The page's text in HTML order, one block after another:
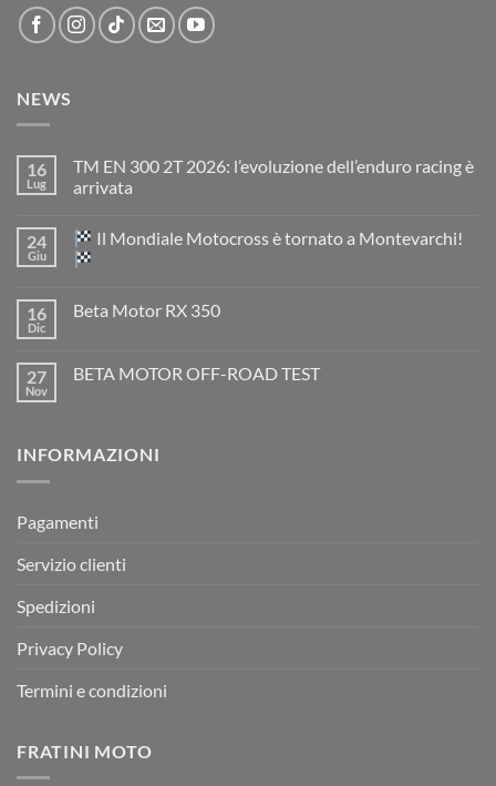
NEWS
16
Lug
TM EN 300 2T 2026: l’evoluzione dell’enduro racing è
arrivata
su
TM
EN
2026:
è
arrivata
24
Giu
Il Mondiale Motocross è tornato a Montevarchi!
su
Motocross
è
16
Dic
Beta Motor RX 350
Beta
27
Nov
BETA MOTOR OFF-ROAD TEST
MOTOR
INFORMAZIONI
Pagamenti
Servizio clienti
Spedizioni
Privacy Policy
Termini e condizioni
FRATINI MOTO